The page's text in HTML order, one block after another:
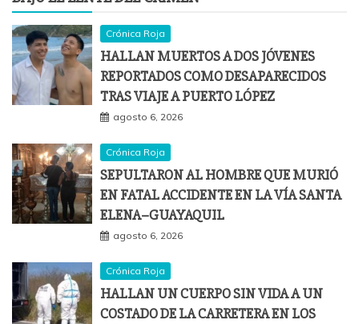
Crónica Roja
HALLAN MUERTOS A DOS JÓVENES
REPORTADOS COMO DESAPARECIDOS
TRAS VIAJE A PUERTO LÓPEZ
agosto 6, 2026
Crónica Roja
SEPULTARON AL HOMBRE QUE MURIÓ
EN FATAL ACCIDENTE EN LA VÍA SANTA
ELENA–GUAYAQUIL
agosto 6, 2026
Crónica Roja
HALLAN UN CUERPO SIN VIDA A UN
COSTADO DE LA CARRETERA EN LOS